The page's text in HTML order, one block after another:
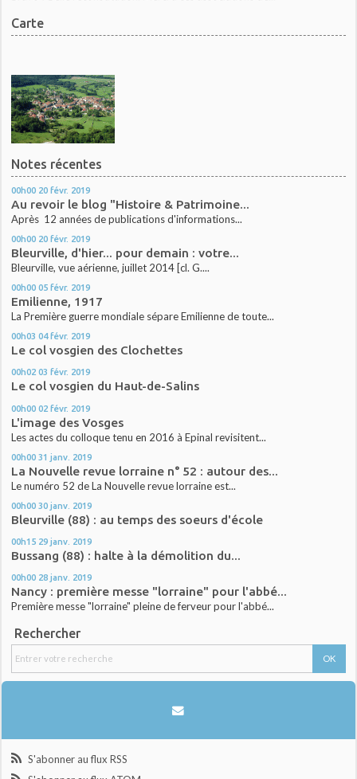
Carte
Notes récentes
00h00 20 févr. 2019
Au revoir le blog "Histoire & Patrimoine...
Après 12 années de publications d'informations...
00h00 20 févr. 2019
Bleurville, d'hier... pour demain : votre...
Bleurville, vue aérienne, juillet 2014 [cl. G....
00h00 05 févr. 2019
Emilienne, 1917
La Première guerre mondiale sépare Emilienne de toute...
00h03 04 févr. 2019
Le col vosgien des Clochettes
00h02 03 févr. 2019
Le col vosgien du Haut-de-Salins
00h00 02 févr. 2019
L'image des Vosges
Les actes du colloque tenu en 2016 à Epinal revisitent...
00h00 31 janv. 2019
La Nouvelle revue lorraine n° 52 : autour des...
Le numéro 52 de La Nouvelle revue lorraine est...
00h00 30 janv. 2019
Bleurville (88) : au temps des soeurs d'école
00h15 29 janv. 2019
Bussang (88) : halte à la démolition du...
00h00 28 janv. 2019
Nancy : première messe "lorraine" pour l'abbé...
Première messe "lorraine" pleine de ferveur pour l'abbé...
Rechercher
S'abonner au flux RSS